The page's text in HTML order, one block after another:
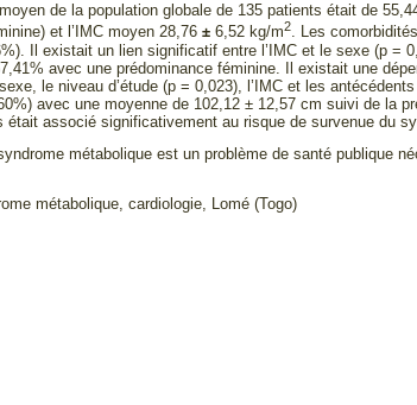
moyen de la population globale de 135 patients était de
et l’IMC moyen 28,76±6,52 kg/m2. Les
Il existait un lien significatif entre l’IMC et le sexe (p =
avec une prédominance féminine. Il existait une
le niveau d’étude (p = 0,023), l’IMC et les
avec une moyenne de 102,12 ± 12,57 cm suivi de la
était associé significativement au risque de survenue du
métabolique est un problème de santé publique
métabolique, cardiologie, Lomé (Togo)